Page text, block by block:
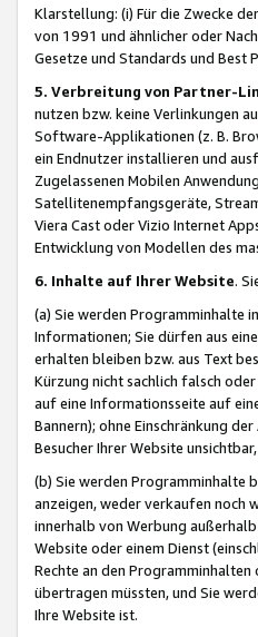
Klarstellung: (i) Für die Zwecke
von 1991 und ähnlicher oder
Gesetze und Standards und Best
5. Verbreitung von Partner-
nutzen bzw. keine Verlinkungen
Software-Applikationen (z. B.
ein Endnutzer installieren und
Zugelassenen Mobilen
Satellitenempfangsgeräte,
Viera Cast oder Vizio Internet
Entwicklung von Modellen des
6. Inhalte auf Ihrer Website.
(a) Sie werden Programminhalte
Informationen; Sie dürfen aus
erhalten bleiben bzw. aus Text
Kürzung nicht sachlich falsch
auf eine Informationsseite auf
Bannern); ohne Einschränkung
Besucher Ihrer Website
(b) Sie werden Programminhalte
anzeigen, weder verkaufen noch
innerhalb von Werbung
Website oder einem Dienst
Rechte an den
übertragen müssten, und Sie
Ihre Website ist.